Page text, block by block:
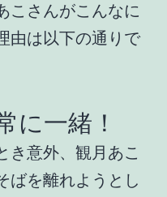
こさんがこんなに
由は以下の通りで
に一緒！
き意外、観月あこ
ばを離れようとし